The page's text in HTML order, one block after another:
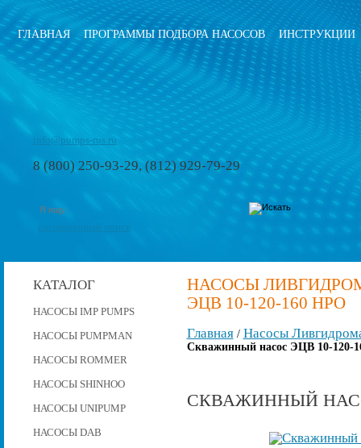
ГЛАВНАЯ ПРОГРАММЫ ПОДБОРА НАСОСОВ ИНСТРУКЦИИ
info@pumps-rus.ru
8 (800) 250-93-29, (812) 929-79-29
расширенный поиск
КАТАЛОГ
НАСОСЫ IMP PUMPS
НАСОСЫ PUMPMAN
НАСОСЫ ROMMER
НАСОСЫ SHINHOO
НАСОСЫ UNIPUMP
НАСОСЫ DAB
НАСОСЫ
ЭЦВ 10-120-160 НРО
Главная/ Насосы
Скважинный насос ЭЦВ 10-120-
СКВАЖИННЫЙ